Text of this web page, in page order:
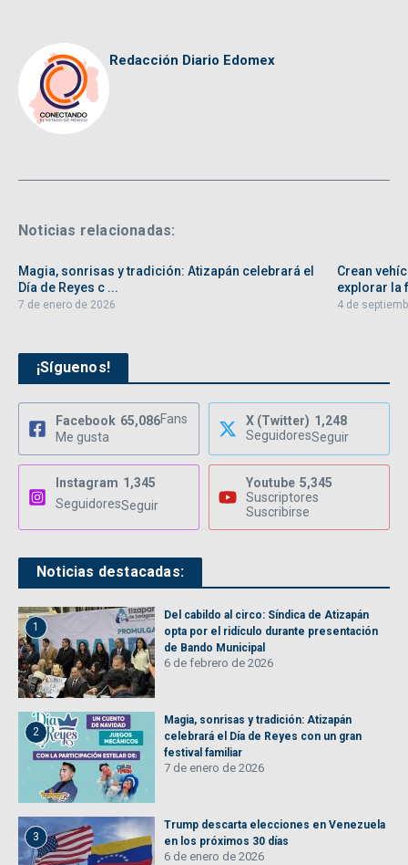
Redacción Diario Edomex
Noticias relacionadas:
Magia, sonrisas y tradición: Atizapán celebrará el
Día de Reyes c ...
7 de enero de 2026
Crean
explorar la
4 de
¡Síguenos!
Facebook 65,086Fans
Me gusta
X (Twitter) 1,248
SeguidoresSeguir
Instagram 1,345
SeguidoresSeguir
Youtube 5,345
Suscriptores
Suscribirse
Noticias destacadas:
1
Del cabildo al circo: Síndica de Atizapán
opta por el ridículo durante presentación
de Bando Municipal
6 de febrero de 2026
2
Magia, sonrisas y tradición: Atizapán
celebrará el Día de Reyes con un gran
festival familiar
7 de enero de 2026
3
Trump descarta elecciones en Venezuela
en los próximos 30 días
6 de enero de 2026